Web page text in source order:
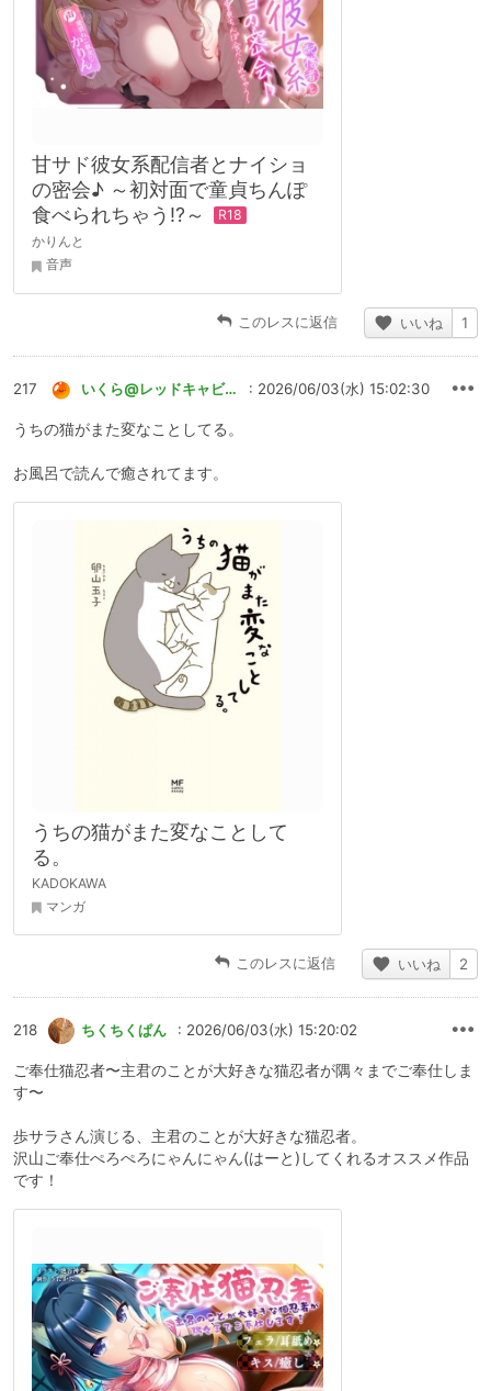
甘サド彼女系配信者とナイショ
の密会♪ ～初対面で童貞ちんぽ
食べられちゃう!?～
かりんと
音声
このレスに返信 いいね 1
217 いくら@レッドキャビア/Paranoia : 2026/06/03(水) 15:02:30
うちの猫がまた変なことしてる。
お風呂で読んで癒されてます。
うちの猫がまた変なことして
る。
KADOKAWA
マンガ
このレスに返信 いいね 2
218 ちくちくぱん : 2026/06/03(水) 15:20:02
ご奉仕猫忍者〜主君のことが大好きな猫忍者が隅々までご奉仕しま
す〜
歩サラさん演じる、主君のことが大好きな猫忍者。
沢山ご奉仕ぺろぺろにゃんにゃん(はーと)してくれるオススメ作品
です！